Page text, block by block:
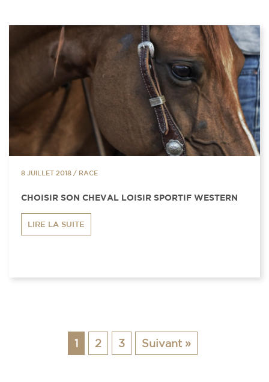
8 JUILLET 2018 / RACE
CHOISIR SON CHEVAL LOISIR SPORTIF WESTERN
LIRE LA SUITE
1 2 3 Suivant »